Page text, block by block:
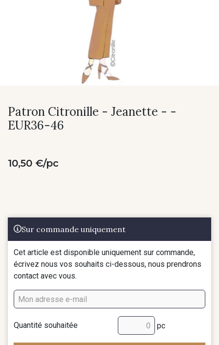
Patron Citronille - Jeanette - -
EUR36-46
10,50 €/pc
Sur commande uniquement
Cet article est disponible uniquement sur commande,
écrivez nous vos souhaits ci-dessous, nous prendrons
contact avec vous.
Quantité souhaitée pc